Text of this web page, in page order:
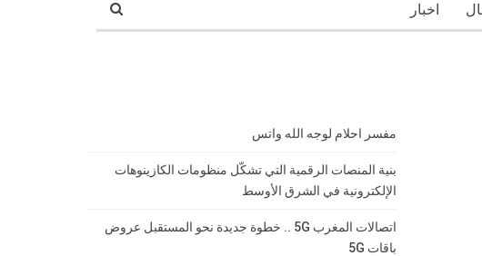
اخبار
مفسر احلام لوجه الله واتس
بنية المنصات الرقمية التي تشكّل منظومات الكازينوهات
الإلكترونية في الشرق الأوسط
اتصالات المغرب 5G .. خطوة جديدة نحو المستقبل عروض
باقات 5G